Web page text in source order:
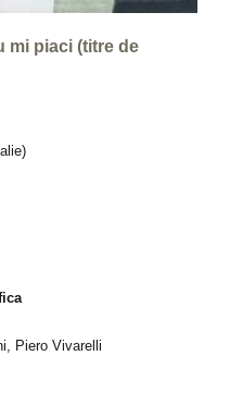
mi piaci (titre de
Piero Vivarelli